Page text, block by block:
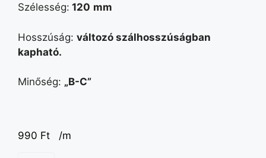
Szélesség: 120 mm
Hosszúság: változó szálhosszúságban
kapható.
Minőség: „B-C”
990 Ft /m